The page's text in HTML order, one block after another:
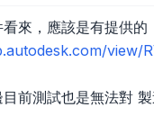
來，應該是有提供的
view/
前測試也是無法對